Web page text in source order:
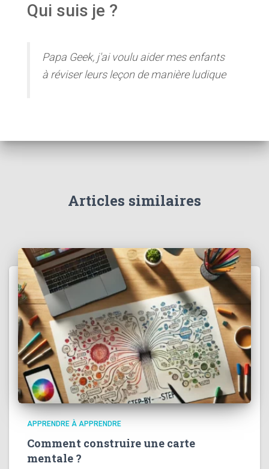
Qui suis je ?
Papa Geek, j'ai voulu aider mes enfants
à réviser leurs leçon de manière ludique
Articles similaires
APPRENDRE À APPRENDRE
Comment construire une carte
mentale ?